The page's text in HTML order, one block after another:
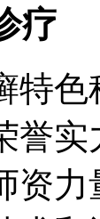
疗
特色
誉实
资力